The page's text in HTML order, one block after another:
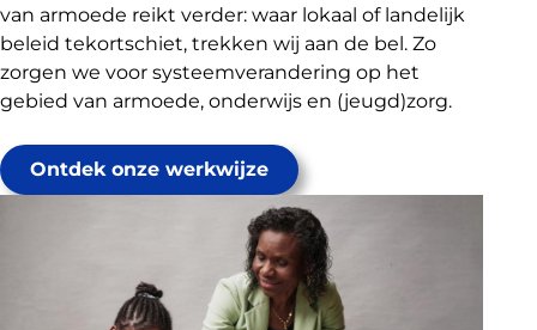
van armoede reikt verder: waar lokaal of landelijk
beleid tekortschiet, trekken wij aan de bel. Zo
zorgen we voor systeemverandering op het
gebied van armoede, onderwijs en (jeugd)zorg.
Ontdek onze werkwijze